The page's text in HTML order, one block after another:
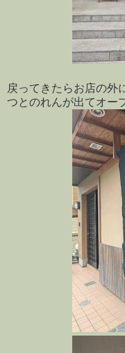
戻ってきたらお店の外
つとのれんが出てオー